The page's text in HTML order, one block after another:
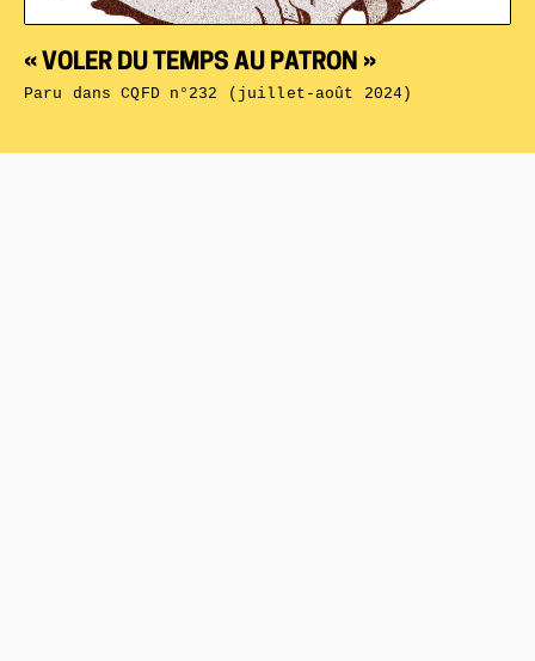
« VOLER DU TEMPS AU PATRON »
Paru dansCQFD n°232 (juillet-août 2024)